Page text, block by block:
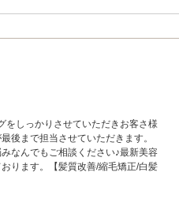
をしっかりさせていただきお客さ様
後まで担当させていただきます。
なんでもご相談ください♪最新美容
ります。【髪質改善/縮毛矯正/白髪